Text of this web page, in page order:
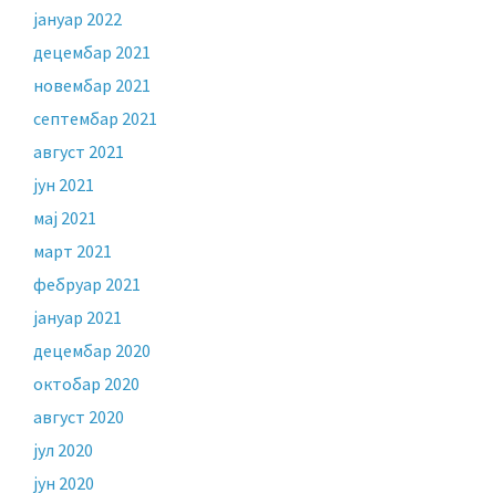
јануар 2022
децембар 2021
новембар 2021
септембар 2021
август 2021
јун 2021
мај 2021
март 2021
фебруар 2021
јануар 2021
децембар 2020
октобар 2020
август 2020
јул 2020
јун 2020